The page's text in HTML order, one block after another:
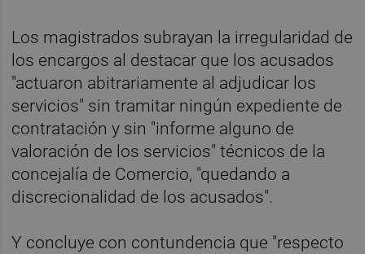
Los magistrados subrayan la irregularidad de
los encargos al destacar que los acusados
"actuaron abitrariamente al adjudicar los
servicios" sin tramitar ningún expediente de
contratación y sin "informe alguno de
valoración de los servicios" técnicos de la
concejalía de Comercio, "quedando a
discrecionalidad de los acusados".
Y concluye con contundencia que "respecto